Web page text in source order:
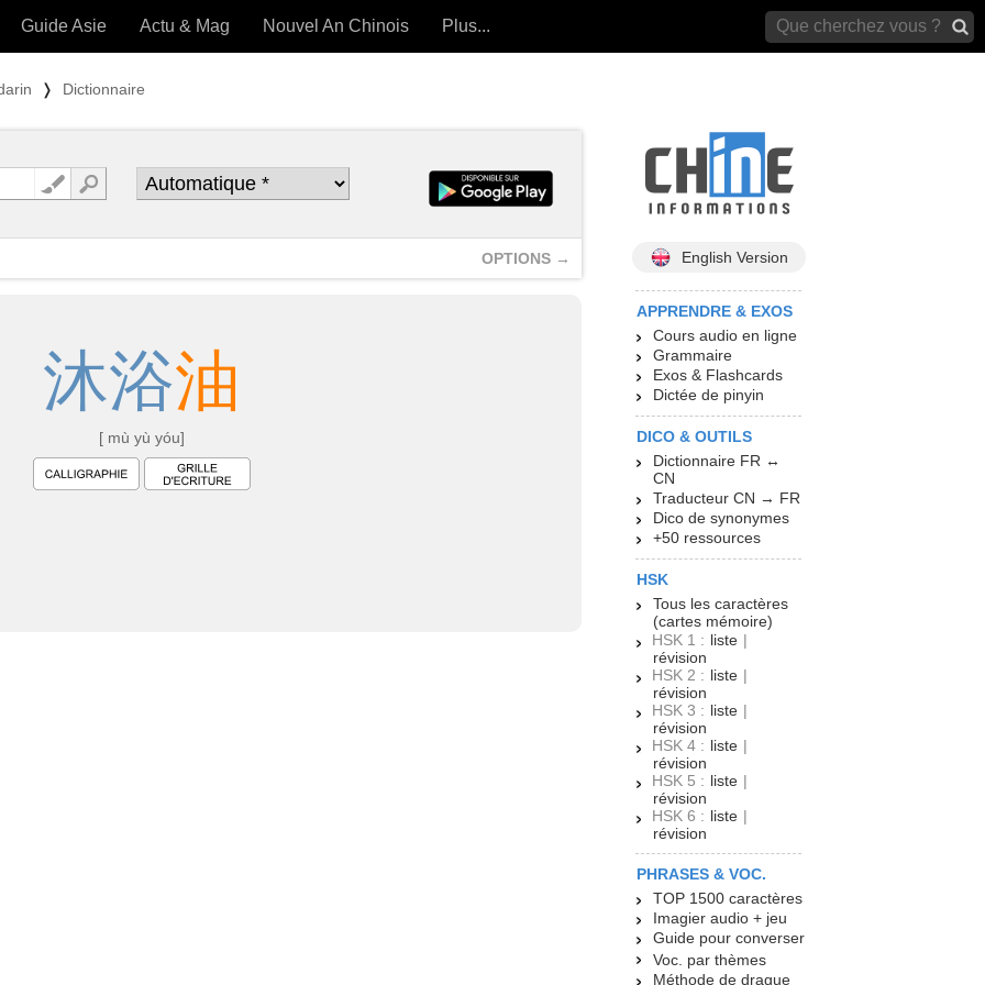
OUTILS) »
Guide Asie Actu & Mag Nouvel An Chinois Plus...
❭ Dictionnaire
OPTIONS →
沐浴油
[ mù yù yóu]
English Version
APPRENDRE & EXOS
Cours audio en ligne
Grammaire
Exos & Flashcards
Dictée de pinyin
DICO & OUTILS
Dictionnaire FR ↔
CN
Traducteur CN → FR
Dico de synonymes
+50 ressources
HSK
Tous les caractères
(cartes mémoire)
HSK 1 : liste |
révision
HSK 2 : liste |
révision
HSK 3 : liste |
révision
HSK 4 : liste |
révision
HSK 5 : liste |
révision
HSK 6 : liste |
révision
PHRASES & VOC.
TOP 1500 caractères
Imagier audio + jeu
Guide pour converser
Voc. par thèmes
Méthode de drague